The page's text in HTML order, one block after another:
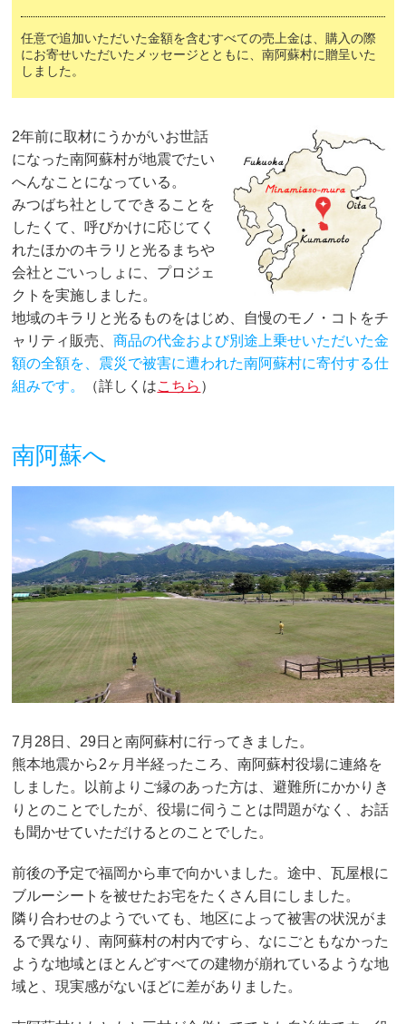
任意で追加いただいた金額を含むすべての売上金は、購入の際
にお寄せいただいたメッセージとともに、南阿蘇村に贈呈いた
しました。
2年前に取材にうかがいお世話
になった南阿蘇村が地震でたい
へんなことになっている。
みつばち社としてできることを
したくて、呼びかけに応じてく
れたほかのキラリと光るまちや
会社とごいっしょに、プロジェ
クトを実施しました。
地域のキラリと光るものをはじめ、自慢のモノ・コトをチ
ャリティ販売、商品の代金および別途上乗せいただいた金
額の全額を、震災で被害に遭われた南阿蘇村に寄付する仕
組みです。
（詳しくはこちら ）
南阿蘇へ
7月28日、29日と南阿蘇村に行ってきました。
熊本地震から2ヶ月半経ったころ、南阿蘇村役場に連絡を
しました。以前よりご縁のあった方は、避難所にかかりき
りとのことでしたが、役場に伺うことは問題がなく、お話
も聞かせていただけるとのことでした。
前後の予定で福岡から車で向かいました。途中、瓦屋根に
ブルーシートを被せたお宅をたくさん目にしました。
隣り合わせのようでいても、地区によって被害の状況がま
るで異なり、南阿蘇村の村内ですら、なにごともなかった
ような地域とほとんどすべての建物が崩れているような地
域と、現実感がないほどに差がありました。